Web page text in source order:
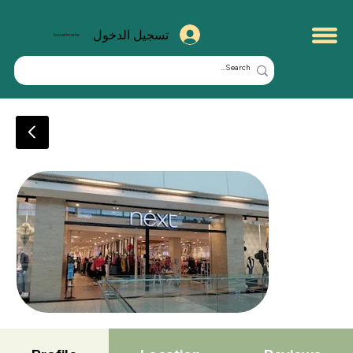
kuwaitmate تسجيل الدخول